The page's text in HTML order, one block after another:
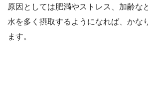
原因としては肥満やストレス、加齢な
水を多く摂取するようになれば、かな
ます。